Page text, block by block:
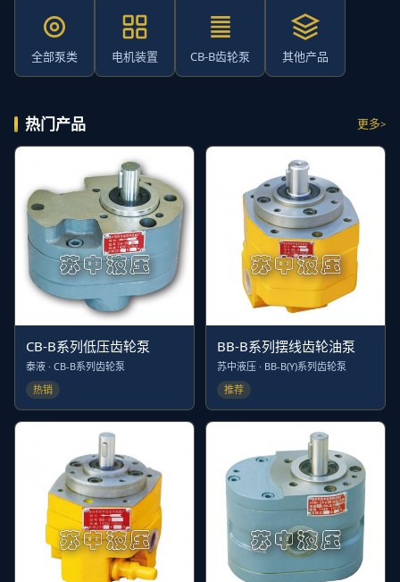
全部泵类 电机装置 CB-B齿轮泵 其他产品
热门产品 更多
CB-B系列低压齿轮泵
泰液 · CB-B系列齿轮泵
热销
BB-B系列摆线齿轮油泵
苏中液压 · BB-B(Y)系列齿轮泵
推荐